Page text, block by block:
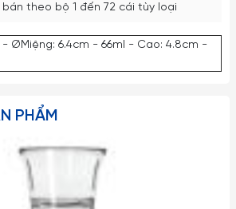
bán theo bộ 1 đến 72 cái tùy loại
ØMiệng: 6.4cm - 66ml - Cao: 4.8cm -
PHẨM